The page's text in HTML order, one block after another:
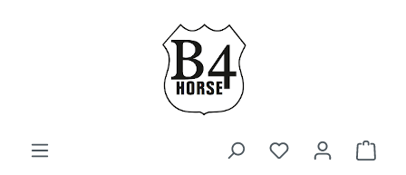
Zum Hauptinhalt springen
Du hast 0